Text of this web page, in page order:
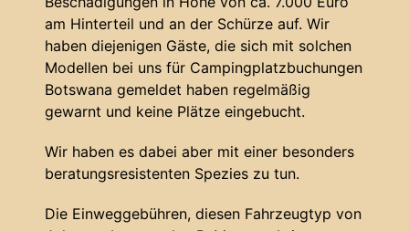
am Hinterteil und an der Schürze auf. Wir
haben diejenigen Gäste, die sich mit solchen
Modellen bei uns für Campingplatzbuchungen
Botswana gemeldet haben regelmäßig
gewarnt und keine Plätze eingebucht.
Wir haben es dabei aber mit einer besonders
beratungsresistenten Spezies zu tun.
Die Einweggebühren, diesen Fahrzeugtyp von